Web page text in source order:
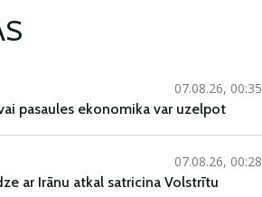
07.08.26, 00:35
pasaules ekonomika var uzelpot
07.08.26, 00:28
ar Irānu atkal satricina Volstrītu